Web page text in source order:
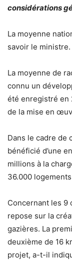
considérations
La moyenne
savoir le ministre.
La moyenne de
connu un
été enregistré en
de la mise en
Dans le cadre de
bénéficié d’une
millions à la
36.000
Concernant les 9
repose sur la
gazières. La
deuxième de 16
projet, a-t-il